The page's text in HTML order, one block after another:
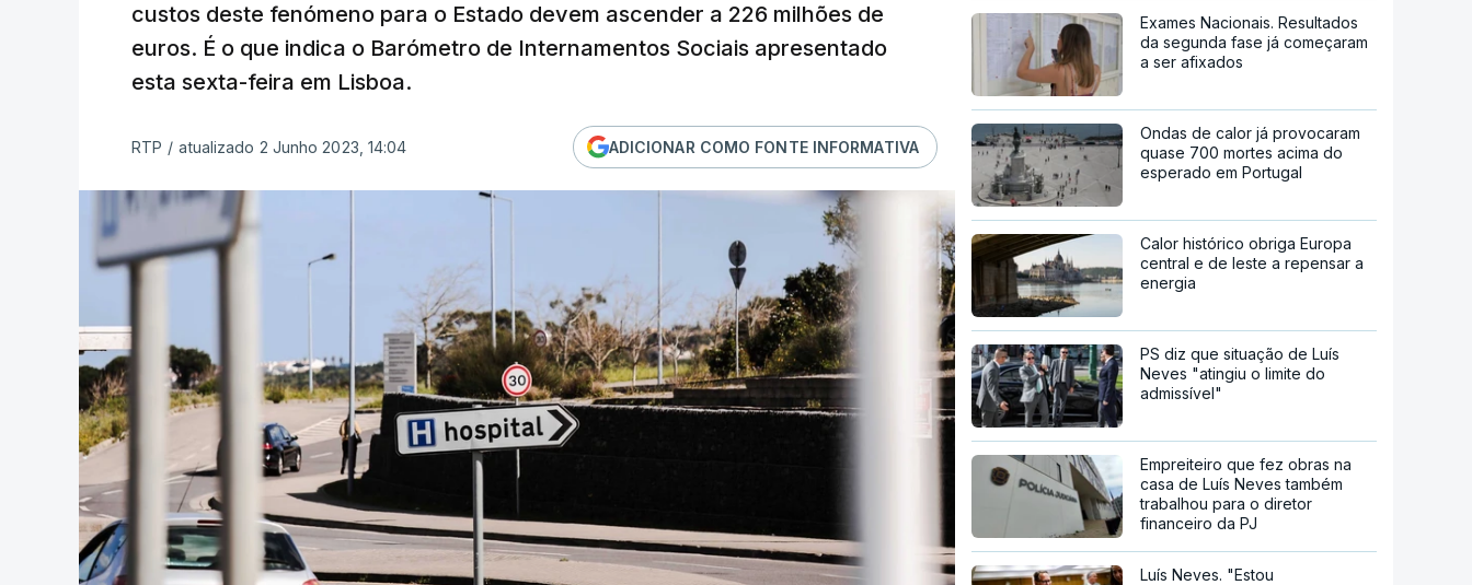
custos deste fenómeno para o Estado devem ascender a 226 milhões de
euros. É o que indica o Barómetro de Internamentos Sociais apresentado
esta sexta-feira em Lisboa.
RTP / atualizado 2 Junho 2023, 14:04 ADICIONAR COMO FONTE INFORMATIVA
Exames Nacionais. Resultados
da segunda fase já começaram
a ser afixados
Ondas de calor já provocaram
quase 700 mortes acima do
esperado em Portugal
Calor histórico obriga Europa
central e de leste a repensar a
energia
PS diz que situação de Luís
Neves "atingiu o limite do
admissível"
Empreiteiro que fez obras na
casa de Luís Neves também
trabalhou para o diretor
financeiro da PJ
Luís Neves. "Estou